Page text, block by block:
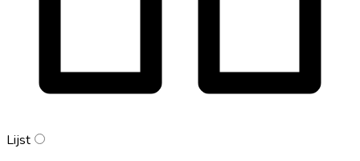
Lijst